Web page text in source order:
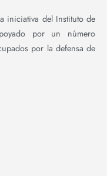
e indígenas: